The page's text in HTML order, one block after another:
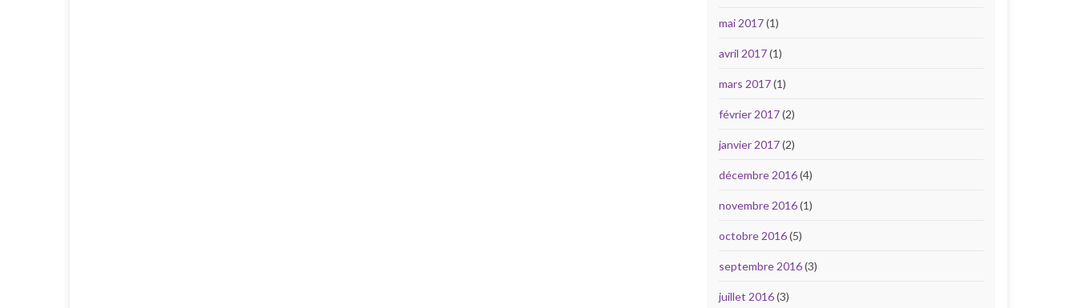
mai 2017(1)
avril 2017(1)
mars 2017(1)
février 2017(2)
janvier 2017(2)
décembre 2016(4)
novembre 2016(1)
octobre 2016(5)
septembre 2016(3)
juillet 2016(3)